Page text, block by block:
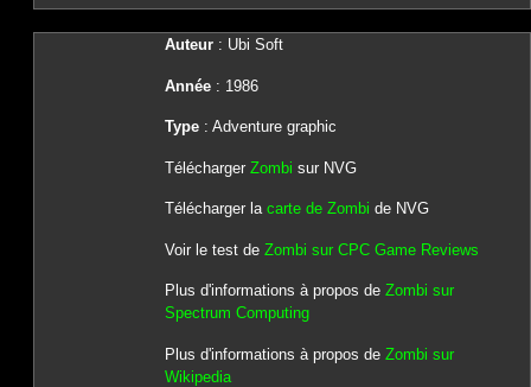
Auteur: Ubi Soft
Année: 1986
Type: Adventure graphic
Télécharger Zombi sur NVG
Télécharger la carte de Zombi de NVG
Voir le test de Zombi sur CPC Game Reviews
Plus d'informations à propos de Zombi sur
Spectrum Computing
Plus d'informations à propos de Zombi sur
Wikipedia